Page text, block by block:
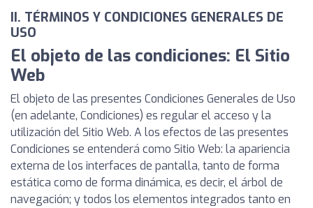
II. TÉRMINOS Y CONDICIONES GENERALES DE
USO
El objeto de las condiciones: El Sitio
Web
El objeto de las presentes Condiciones Generales de Uso
(en adelante, Condiciones) es regular el acceso y la
utilización del Sitio Web. A los efectos de las presentes
Condiciones se entenderá como Sitio Web: la apariencia
externa de los interfaces de pantalla, tanto de forma
estática como de forma dinámica, es decir, el árbol de
navegación; y todos los elementos integrados tanto en